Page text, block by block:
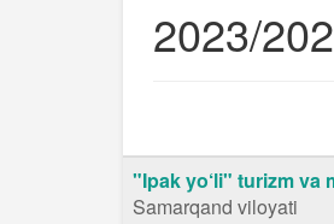
2023/
"Ipak yo‘li" turizm va
Samarqand viloyati